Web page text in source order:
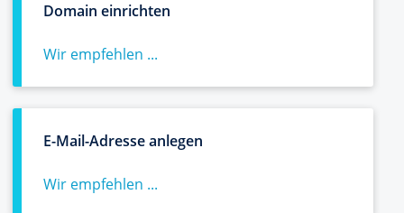
Domain einrichten
Wir empfehlen ...
E-Mail-Adresse anlegen
Wir empfehlen ...